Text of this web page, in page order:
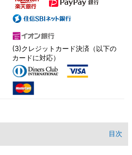
(3)クレジットカード決済（以下の
カードに対応）
目次